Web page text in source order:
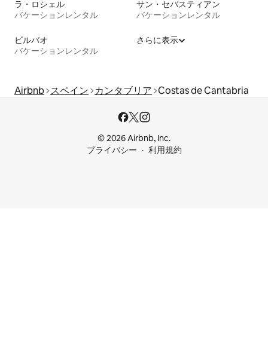
ラ・ロシェル
バケーションレンタル
サン・セバスティアン
バケーションレンタル
ビルバオ
バケーションレンタル
さらに表示
Airbnb スペイン カンタブリア Costas de Cantabria
© 2026 Airbnb, Inc.
プライバシー
利用規約